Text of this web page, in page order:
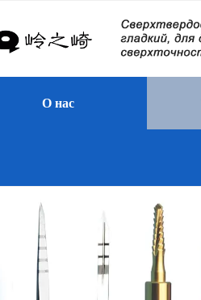
О нас